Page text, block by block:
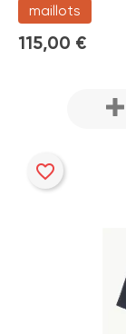
maillots
115,00 €
favorite_border